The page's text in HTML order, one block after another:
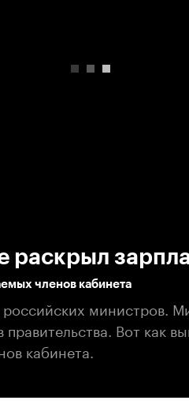
раскрыл
членов кабинета
министров.
Вот как
кабинета.